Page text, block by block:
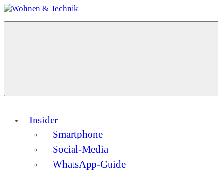
Zum
Insider
Smartphone
Social-Media
WhatsApp-Guide